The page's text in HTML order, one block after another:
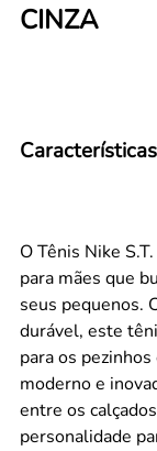
CINZA
Características
O Tênis Nike
para mães que
seus pequenos.
durável, este
para os
moderno e
entre os
personalidade